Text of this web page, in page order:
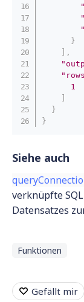
}
,
1
}
}
Siehe auch
verknüpfte
Datensatzes
Funktionen
Gefällt mir